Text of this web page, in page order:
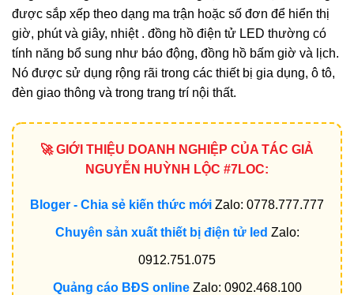
được sắp xếp theo dạng ma trận hoặc số đơn để hiển thị
giờ, phút và giây, nhiệt . đồng hồ điện tử LED thường có
tính năng bổ sung như báo động, đồng hồ bấm giờ và lịch.
Nó được sử dụng rộng rãi trong các thiết bị gia dụng, ô tô,
đèn giao thông và trong trang trí nội thất.
🚀 GIỚI THIỆU DOANH NGHIỆP CỦA TÁC GIẢ
NGUYỄN HUỲNH LỘC #7LOC:
Bloger - Chia sẻ kiến thức mới Zalo: 0778.777.777
Chuyên sản xuất thiết bị điện tử led Zalo:
0912.751.075
Quảng cáo BĐS onlineZalo: 0902.468.100